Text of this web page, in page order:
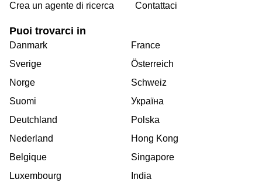
Crea un agente di ricerca
Contattaci
Puoi trovarci in
Danmark
Sverige
Norge
Suomi
Deutchland
Nederland
Belgique
Luxembourg
France
Österreich
Schweiz
Україна
Polska
Hong Kong
Singapore
India